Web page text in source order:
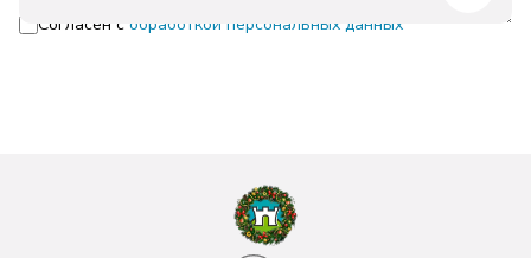
Согласен с обработкой персональных данных